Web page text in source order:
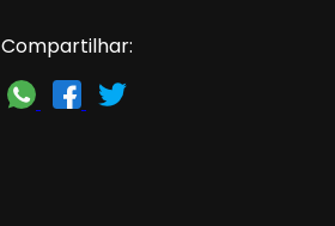
Compartilhar: